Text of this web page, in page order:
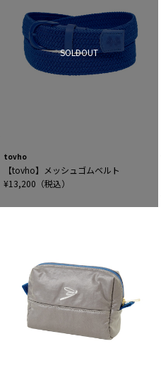
tovho
SOLDOUT
【tovho】メッシュゴムベルト
¥13,200（税込）